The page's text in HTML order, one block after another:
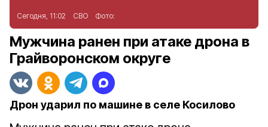
Сегодня, 11:02 СВО Фото:
Мужчина ранен при атаке дрона в
Грайворонском округе
Дрон ударил по машине в селе Косилово